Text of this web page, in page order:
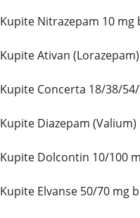
Kupite Nitrazepam 10 mg
Kupite Ativan
Kupite Concerta 18/38/
Kupite Diazepam
Kupite Dolcontin 10/100
Kupite Elvanse 50/70 mg